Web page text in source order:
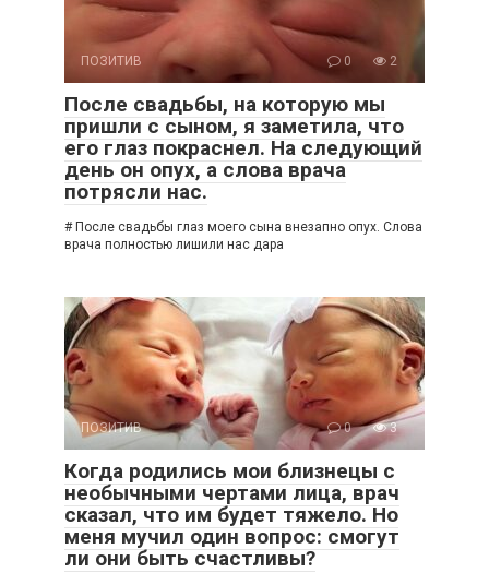
ПОЗИТИВ 0 2
После свадьбы, на которую мы
пришли с сыном, я заметила, что
его глаз покраснел. На следующий
день он опух, а слова врача
потрясли нас.
# После свадьбы глаз моего сына внезапно опух. Слова
врача полностью лишили нас дара
ПОЗИТИВ 0 3
Когда родились мои близнецы с
необычными чертами лица, врач
сказал, что им будет тяжело. Но
меня мучил один вопрос: смогут
ли они быть счастливы?